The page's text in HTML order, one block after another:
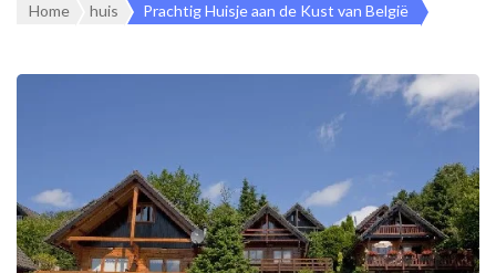
Home huis Prachtig Huisje aan de Kust van België